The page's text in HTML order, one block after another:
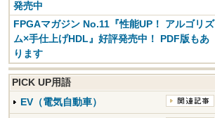
発売中
FPGAマガジン No.11『性能UP！ アルゴリズ
ム×手仕上げHDL』好評発売中！ PDF版もあ
ります
PICK UP用語
EV（電気自動車）